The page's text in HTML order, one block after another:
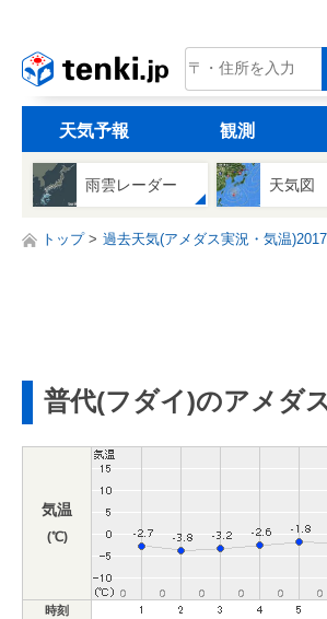
tenki.jp
天気予報 観測
雨雲レーダー 天気図
トップ 過去天気(アメダス実況・気温
普代(フダイ)のアメダ
気温
(℃)
時刻